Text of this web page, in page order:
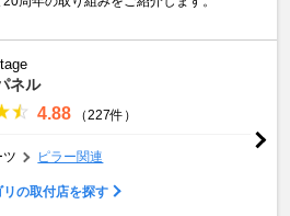
ネル
4.88 （227件）
ツ ピラー関連
リの取付店を探す